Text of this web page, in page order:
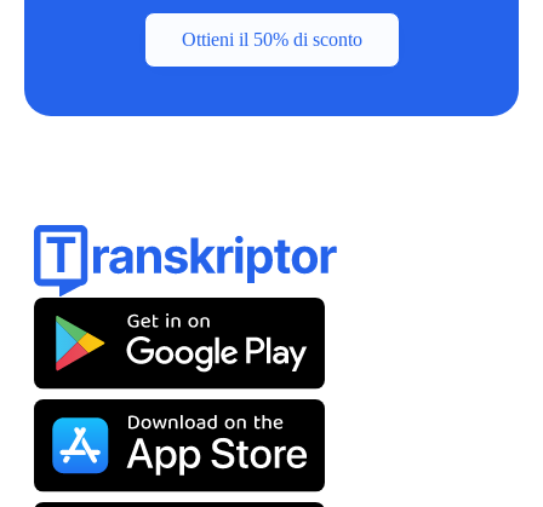
Ottieni il 50% di sconto